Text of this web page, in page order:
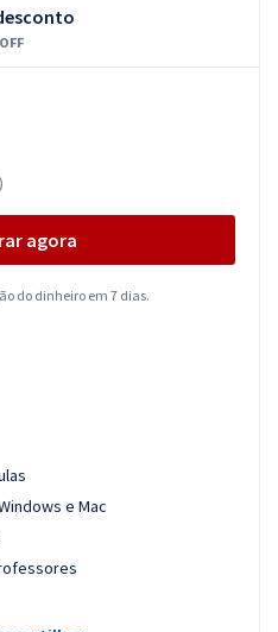
agora
do dinheiro em 7 dias.
e Mac